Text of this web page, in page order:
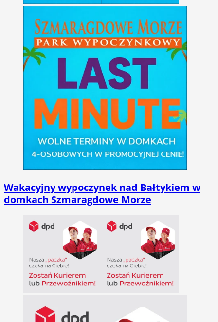
Wakacyjny wypoczynek nad Bałtykiem w
domkach Szmaragdowe Morze